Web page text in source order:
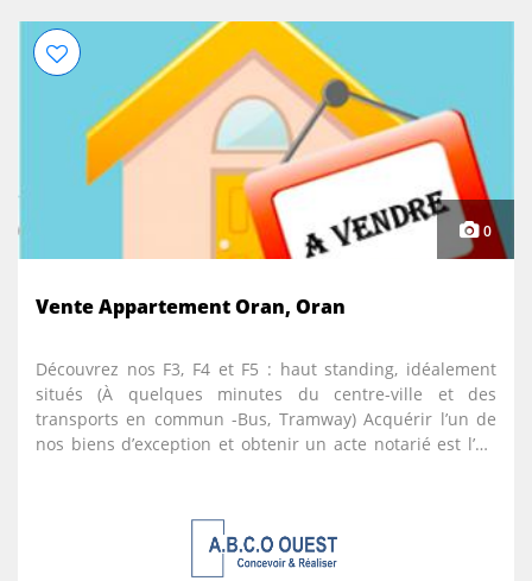
0
Vente Appartement Oran, Oran
Découvrez nos F3, F4 et F5 : haut standing, idéalement
situés (À quelques minutes du centre-ville et des
transports en commun -Bus, Tramway) Acquérir l’un de
nos biens d’exception et obtenir un acte notarié est l’un
prestations de confort à la hauteur de vos exigences ❋
LIVRAISON IMMEDIATE AVEC POSSIBILITE DE CREDIT
BANCAIRE (pour résidents algériens ou étrangers) ❋ ✔ F3